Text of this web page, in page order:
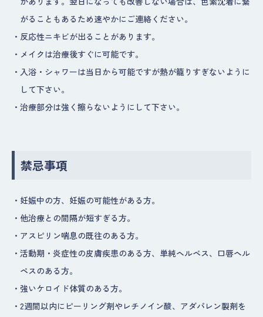
がることもあるため速やかにご連絡ください。
・ 反応性ニキビが出ることがあります。
・ メイクは治療後すぐに可能です。
・ 入浴・シャワーは当日から可能ですが熱が籠りすぎないように
して下さい。
・ 治療部分は強く擦らないようにして下さい。
禁忌事項
・ 妊娠中の方、妊娠の可能性がある方。
・ 他治療との間隔が短すぎる方。
・ アスピリン喘息の既往のある方。
・ 活動期・炎症性の皮膚疾患のある方、単純ヘルペス、口唇ヘル
ペスのある方。
・ 強いケロイド体質のある方。
・ 2週間以内にピーリング剤やレチノイン酸、アダパレン製剤を